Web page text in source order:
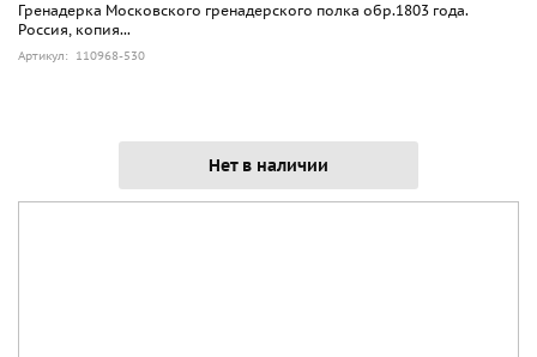
Гренадерка Московского гренадерского полка обр.1803 года.
Россия, копия...
Артикул: 110968-530
Нет в наличии